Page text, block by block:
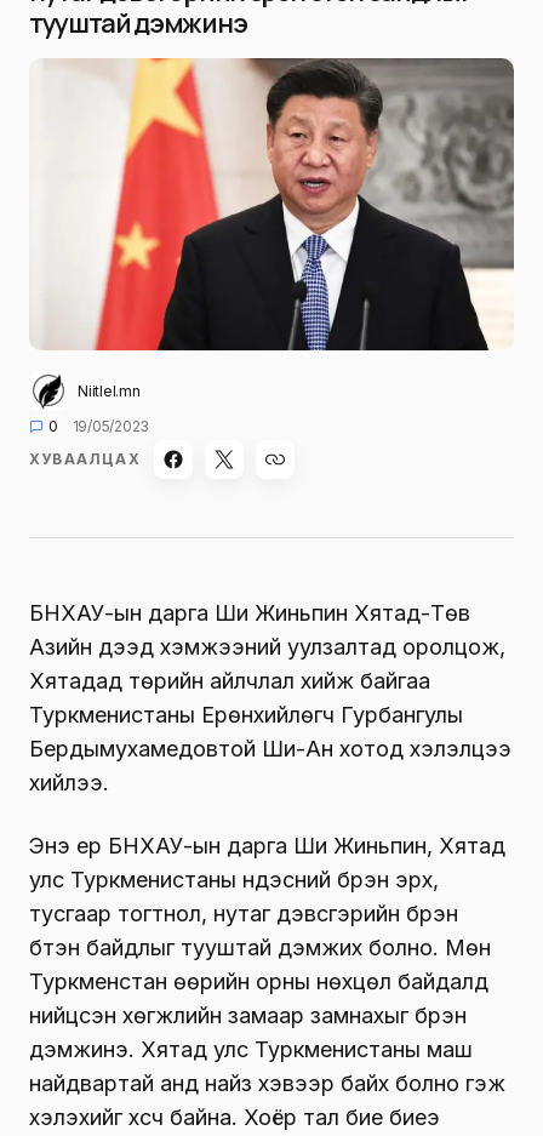
тууштай дэмжинэ
Niitlel.mn
0
19/05/2023
ХУВААЛЦАХ
БНХАУ-ын дарга Ши Жиньпин Хятад-Төв
Азийн дээд хэмжээний уулзалтад оролцож,
Хятадад төрийн айлчлал хийж байгаа
Туркменистаны Ерөнхийлөгч Гурбангулы
Бердымухамедовтой Ши-Ан хотод хэлэлцээ
хийлээ.
Энэ үер БНХАУ-ын дарга Ши Жиньпин, Хятад
улс Туркменистаны үндэсний бүрэн эрх,
тусгаар тогтнол, нутаг дэвсгэрийн бүрэн
бүтэн байдлыг тууштай дэмжих болно. Мөн
Туркменстан өөрийн орны нөхцөл байдалд
нийцсэн хөгжлийн замаар замнахыг бүрэн
дэмжинэ. Хятад улс Туркменистаны маш
найдвартай анд найз хэвээр байх болно гэж
хэлэхийг хүсч байна. Хоёр тал бие биеэ